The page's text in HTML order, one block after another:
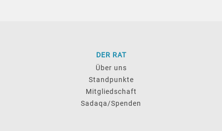
DER RAT
Über uns
Standpunkte
Mitgliedschaft
Sadaqa/Spenden